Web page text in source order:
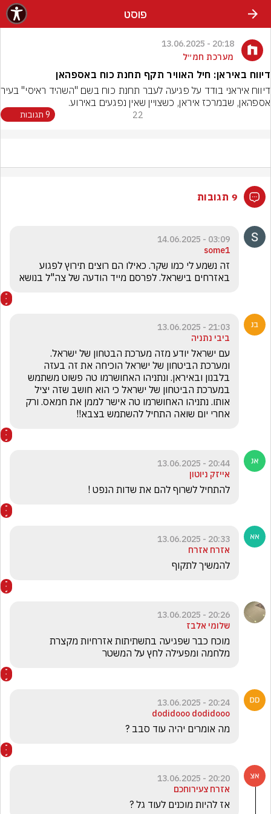
פוסט
20:18 - 13.06.2025
מערכת חמ״ל
דיווח באיראן: חיל האוויר תקף תחנת כוח באספהאן
דיווח איראני
אספהאן, שבמרכז איראן, כשצויין שאין נפגעים באירוע.
22 9 תגובות
9 תגובות
03:09 - 14.06.2025
some1
באזרחים בישראל. לפרסם מייד הודעה של צה"ל בנושא
21:03 - 13.06.2025
ביבי נתניה
אחרי יום שואה התחיל להשתמש בצבא!!
20:44 - 13.06.2025
אייזק ניוטון
להתחיל לשרוף להם את שדות הנפט !
20:33 - 13.06.2025
אזרח אזרח
להמשיך לתקוף
20:26 - 13.06.2025
שלומי אלבז
מלחמה ומפעילה לחץ על המשטר
20:24 - 13.06.2025
dodidooo dodidooo
מה אומרים יהיה עוד סבב ?
20:20 - 13.06.2025
אזרח צעירוחכם
אז להיות מוכנים לעוד גל ?